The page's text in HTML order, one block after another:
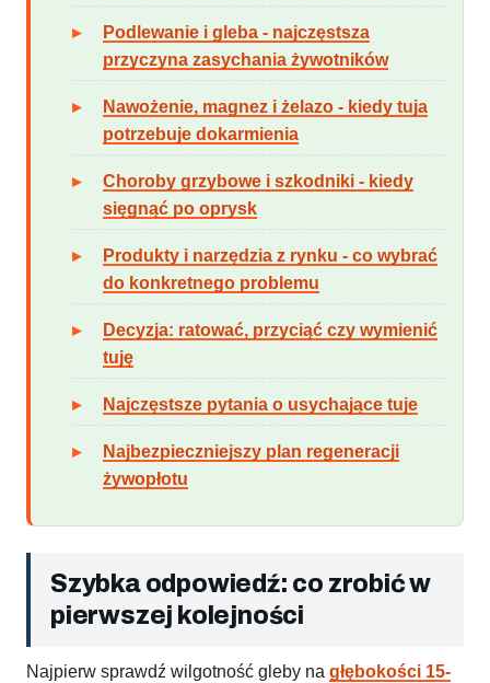
Podlewanie i gleba - najczęstsza
przyczyna zasychania żywotników
Nawożenie, magnez i żelazo - kiedy tuja
potrzebuje dokarmienia
Choroby grzybowe i szkodniki - kiedy
sięgnąć po oprysk
Produkty i narzędzia z rynku - co wybrać
do konkretnego problemu
Decyzja: ratować, przyciąć czy wymienić
tuję
Najczęstsze pytania o usychające tuje
Najbezpieczniejszy plan regeneracji
żywopłotu
Szybka odpowiedź: co zrobić w
pierwszej kolejności
Najpierw sprawdź wilgotność gleby na głębokości 15-